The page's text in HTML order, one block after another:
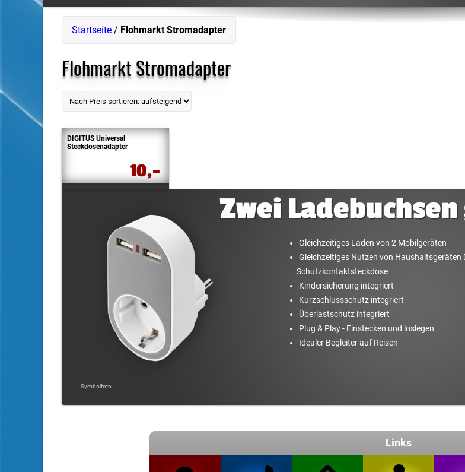
Startseite / Flohmarkt Stromadapter
Flohmarkt Stromadapter
DIGITUS Universal
Steckdosenadapter
10,-
Symbolfoto
Zwei
Gleichzeitiges Laden von 2 Mobilgeräten
Gleichzeitiges Nutzen von Haushaltsgeräten
Schutzkontaktsteckdose
Kindersicherung integriert
Kurzschlussschutz integriert
Überlastschutz integriert
Plug & Play - Einstecken und loslegen
Idealer Begleiter auf Reisen
Links